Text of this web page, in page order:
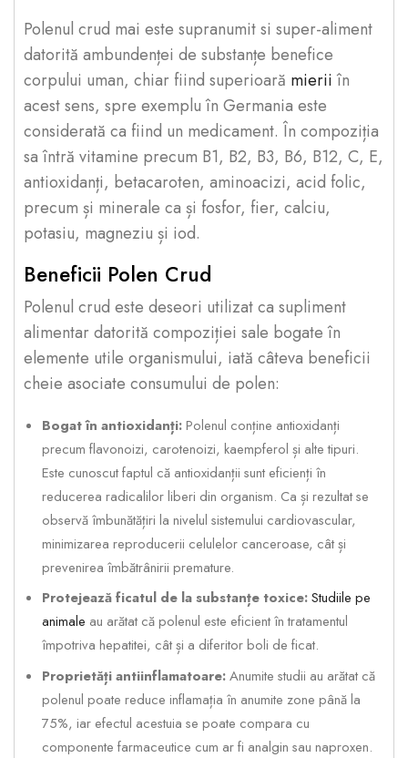
Polenul crud mai este supranumit si super-aliment
datorită ambundenței de substanțe benefice
corpului uman, chiar fiind superioară mieriiîn
acest sens, spre exemplu în Germania este
considerată ca fiind un medicament. În compoziția
sa întră vitamine precum B1, B2, B3, B6, B12, C, E,
antioxidanți, betacaroten, aminoacizi, acid folic,
precum și minerale ca și fosfor, fier, calciu,
potasiu, magneziu și iod.
Beneficii Polen Crud
Polenul crud este deseori utilizat ca supliment
alimentar datorită compoziției sale bogate în
elemente utile organismului, iată câteva beneficii
cheie asociate consumului de polen:
Bogat în antioxidanți:Polenul conține antioxidanți
precum flavonoizi, carotenoizi, kaempferol și alte tipuri.
Este cunoscut faptul că antioxidanții sunt eficienți în
reducerea radicalilor liberi din organism. Ca și rezultat se
observă îmbunătățiri la nivelul sistemului cardiovascular,
minimizarea reproducerii celulelor canceroase, cât și
prevenirea îmbătrânirii premature.
Protejează ficatul de la substanțe toxice:Studiile pe
animale au arătat că polenul este eficient în tratamentul
împotriva hepatitei, cât și a diferitor boli de ficat.
Proprietăți antiinflamatoare:Anumite studii au arătat că
polenul poate reduce inflamația în anumite zone până la
75%, iar efectul acestuia se poate compara cu
componente farmaceutice cum ar fi analgin sau naproxen.